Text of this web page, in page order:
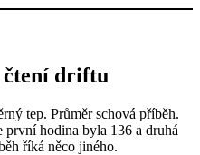
čtení driftu
tep. Průměr schová příběh.
první hodina byla 136 a druhá
říká něco jiného.